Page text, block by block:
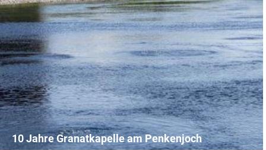
10 Jahre Granatkapelle am Penkenjoch